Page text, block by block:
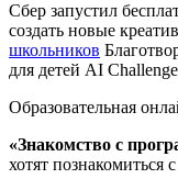
Сбер запустил
создать новые
школьников
для детей AI
Образовательная
«Знакомство с
хотят